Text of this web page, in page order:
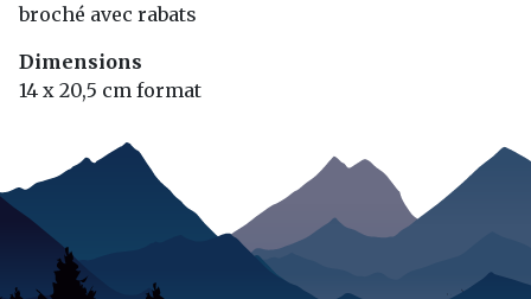
broché avec rabats
Dimensions
14 x 20,5 cm format